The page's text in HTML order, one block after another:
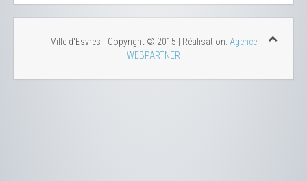
Ville d'Esvres - Copyright © 2015 | Réalisation: Agence
WEBPARTNER